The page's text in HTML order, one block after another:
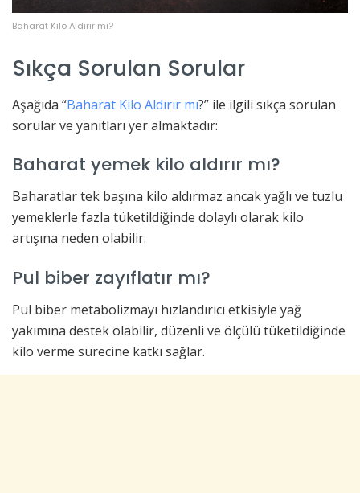
Baharat Kilo Aldırır mı?
Sıkça Sorulan Sorular
Aşağıda “Baharat Kilo Aldırır mı?” ile ilgili sıkça sorulan
sorular ve yanıtları yer almaktadır:
Baharat yemek kilo aldırır mı?
Baharatlar tek başına kilo aldırmaz ancak yağlı ve tuzlu
yemeklerle fazla tüketildiğinde dolaylı olarak kilo
artışına neden olabilir.
Pul biber zayıflatır mı?
Pul biber metabolizmayı hızlandırıcı etkisiyle yağ
yakımına destek olabilir, düzenli ve ölçülü tüketildiğinde
kilo verme sürecine katkı sağlar.